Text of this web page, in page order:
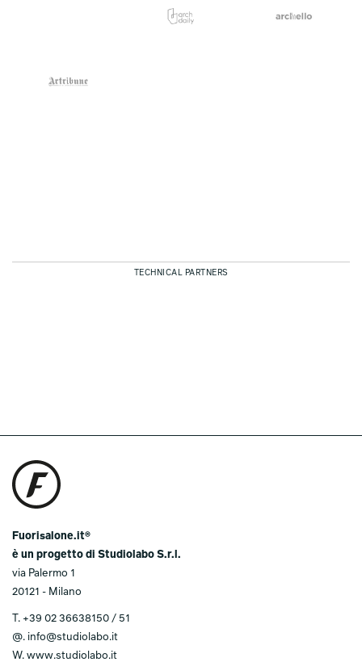
TECHNICAL PARTNERS
Fuorisalone.it®
è un progetto di Studiolabo S.r.l.
via Palermo 1
20121 - Milano
T. +39 02 36638150 / 51
@. info@studiolabo.it
W. www.studiolabo.it